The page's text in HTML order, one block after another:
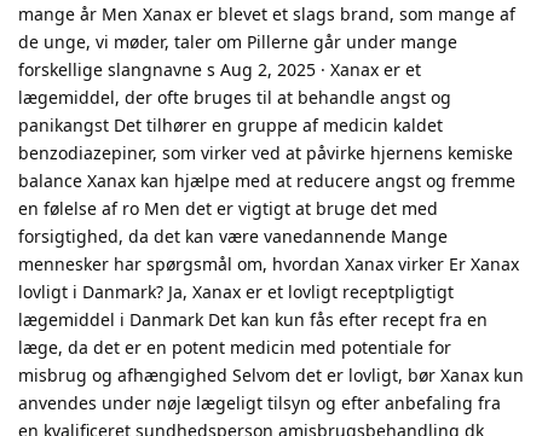
mange år Men Xanax er blevet et slags brand, som mange af
de unge, vi møder, taler om Pillerne går under mange
forskellige slangnavne s Aug 2, 2025 · Xanax er et
lægemiddel, der ofte bruges til at behandle angst og
panikangst Det tilhører en gruppe af medicin kaldet
benzodiazepiner, som virker ved at påvirke hjernens kemiske
balance Xanax kan hjælpe med at reducere angst og fremme
en følelse af ro Men det er vigtigt at bruge det med
forsigtighed, da det kan være vanedannende Mange
mennesker har spørgsmål om, hvordan Xanax virker Er Xanax
lovligt i Danmark? Ja, Xanax er et lovligt receptpligtigt
lægemiddel i Danmark Det kan kun fås efter recept fra en
læge, da det er en potent medicin med potentiale for
misbrug og afhængighed Selvom det er lovligt, bør Xanax kun
anvendes under nøje lægeligt tilsyn og efter anbefaling fra
en kvalificeret sundhedsperson amisbrugsbehandling dk